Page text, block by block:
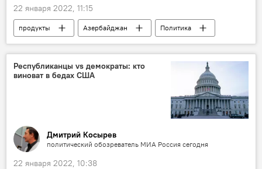
22 января 2022, 11:15
продукты Азербайджан
Политика
Экономика
ЖИЗНЬ
цены
Сдерживание
Республиканцы vs демократы: кто
виноват в бедах США
Дмитрий Косырев
политический обозреватель МИА Россия сегодня
22 января 2022, 10:38